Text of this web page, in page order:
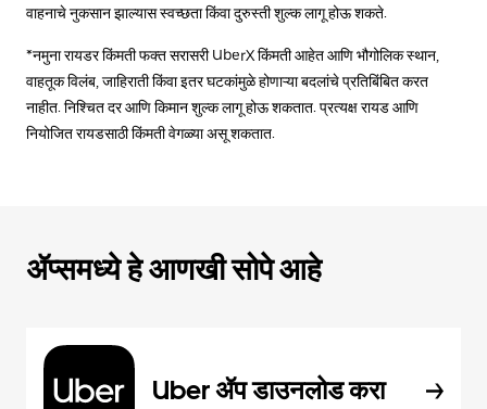
वाहनाचे नुकसान झाल्यास स्वच्छता किंवा दुरुस्ती शुल्क लागू होऊ शकते.
*नमुना रायडर किंमती फक्त सरासरी UberX किंमती आहेत आणि भौगोलिक स्थान,
वाहतूक विलंब, जाहिराती किंवा इतर घटकांमुळे होणाऱ्या बदलांचे प्रतिबिंबित करत
नाहीत. निश्चित दर आणि किमान शुल्क लागू होऊ शकतात. प्रत्यक्ष रायड आणि
नियोजित रायडसाठी किंमती वेगळ्या असू शकतात.
ॲप्समध्ये हे आणखी सोपे आहे
Uber ॲप डाउनलोड करा